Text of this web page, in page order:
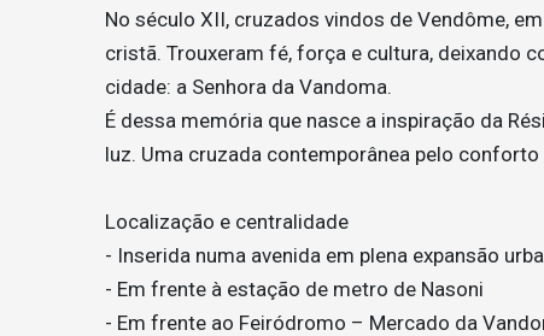
No século XII, cruzados vindos de Vendôme,
cristã. Trouxeram fé, força e cultura, deixando
cidade: a Senhora da Vandoma.
É dessa memória que nasce a inspiração da
luz. Uma cruzada contemporânea pelo
Localização e centralidade
- Inserida numa avenida em plena expansão
- Em frente à estação de metro de Nasoni
- Em frente ao Feiródromo – Mercado da